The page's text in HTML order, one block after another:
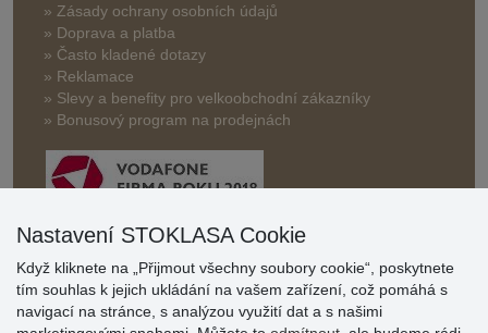
» Zásady ochrany osobních údajů
» Doprava a platba
» Často kladené dotazy
» Reklamace
» Slevy a benefity pro velkoobchodní zákazníky
» Bonusový program na prodejnách
Hodnocení
zákazníků
Nastavení STOKLASA Cookie
Když kliknete na „Přijmout všechny soubory cookie“, poskytnete
tím souhlas k jejich ukládání na vašem zařízení, což pomáhá s
navigací na stránce, s analýzou využití dat a s našimi